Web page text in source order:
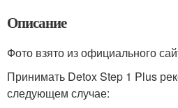
Описание
Фото взято из официального
Принимать Detox Step 1 Plus
следующем случае: